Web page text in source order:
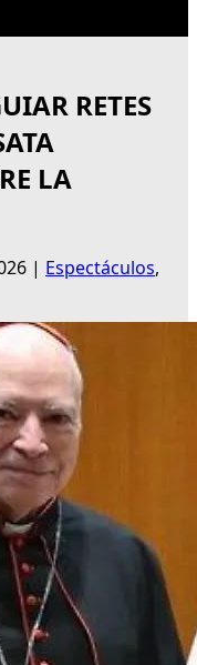
RETES
LA
| Espectáculos,